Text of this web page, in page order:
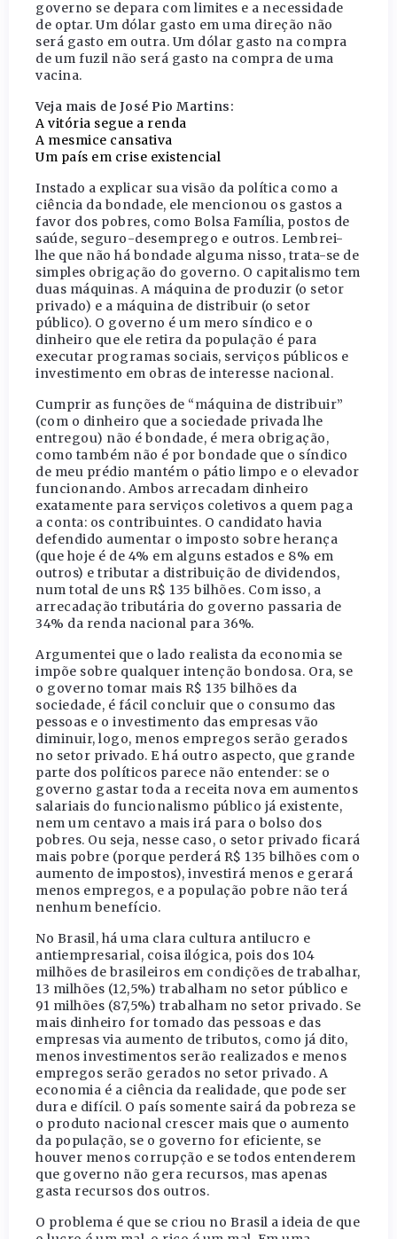
governo se depara com limites e a necessidade
de optar. Um dólar gasto em uma direção não
será gasto em outra. Um dólar gasto na compra
de um fuzil não será gasto na compra de uma
vacina.
Veja mais de José Pio Martins:
A vitória segue a renda
A mesmice cansativa
Um país em crise existencial
Instado a explicar sua visão da política como a
ciência da bondade, ele mencionou os gastos a
favor dos pobres, como Bolsa Família, postos de
saúde, seguro-desemprego e outros. Lembrei-
lhe que não há bondade alguma nisso, trata-se de
simples obrigação do governo. O capitalismo tem
duas máquinas. A máquina de produzir (o setor
privado) e a máquina de distribuir (o setor
público). O governo é um mero síndico e o
dinheiro que ele retira da população é para
executar programas sociais, serviços públicos e
investimento em obras de interesse nacional.
Cumprir as funções de “máquina de distribuir”
(com o dinheiro que a sociedade privada lhe
entregou) não é bondade, é mera obrigação,
como também não é por bondade que o síndico
de meu prédio mantém o pátio limpo e o elevador
funcionando. Ambos arrecadam dinheiro
exatamente para serviços coletivos a quem paga
a conta: os contribuintes. O candidato havia
defendido aumentar o imposto sobre herança
(que hoje é de 4% em alguns estados e 8% em
outros) e tributar a distribuição de dividendos,
num total de uns R$ 135 bilhões. Com isso, a
arrecadação tributária do governo passaria de
34% da renda nacional para 36%.
Argumentei que o lado realista da economia se
impõe sobre qualquer intenção bondosa. Ora, se
o governo tomar mais R$ 135 bilhões da
sociedade, é fácil concluir que o consumo das
pessoas e o investimento das empresas vão
diminuir, logo, menos empregos serão gerados
no setor privado. E há outro aspecto, que grande
parte dos políticos parece não entender: se o
governo gastar toda a receita nova em aumentos
salariais do funcionalismo público já existente,
nem um centavo a mais irá para o bolso dos
pobres. Ou seja, nesse caso, o setor privado ficará
mais pobre (porque perderá R$ 135 bilhões com o
aumento de impostos), investirá menos e gerará
menos empregos, e a população pobre não terá
nenhum benefício.
No Brasil, há uma clara cultura antilucro e
antiempresarial, coisa ilógica, pois dos 104
milhões de brasileiros em condições de trabalhar,
13 milhões (12,5%) trabalham no setor público e
91 milhões (87,5%) trabalham no setor privado. Se
mais dinheiro for tomado das pessoas e das
empresas via aumento de tributos, como já dito,
menos investimentos serão realizados e menos
empregos serão gerados no setor privado. A
economia é a ciência da realidade, que pode ser
dura e difícil. O país somente sairá da pobreza se
o produto nacional crescer mais que o aumento
da população, se o governo for eficiente, se
houver menos corrupção e se todos entenderem
que governo não gera recursos, mas apenas
gasta recursos dos outros.
O problema é que se criou no Brasil a ideia de que